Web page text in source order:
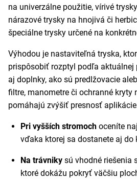
na univerzálne použitie, vírivé
nárazové trysky na hnojivá či
špeciálne trysky určené na
Výhodou je nastaviteľná tryska,
prispôsobiť rozptyl podľa aktuálnej
aj doplnky, ako sú predlžovacie
filtre, manometre či ochranné kryty
pomáhajú zvýšiť presnosť
Pri vyšších stromoch oceníte
vďaka ktorej sa dostanete aj do
Na trávniky sú vhodné riešenia
ktoré dokážu pokryť väčšiu